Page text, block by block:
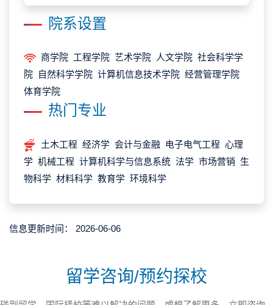
院系设置
商学院 工程学院 艺术学院 人文学院 社会科学学
院 自然科学学院 计算机信息技术学院 经营管理学院
体育学院
热门专业
土木工程 经济学 会计与金融 电子电气工程 心理
学 机械工程 计算机科学与信息系统 法学 市场营销 生
物科学 材料科学 教育学 环境科学
信息更新时间： 2026-06-06
留学咨询/预约探校